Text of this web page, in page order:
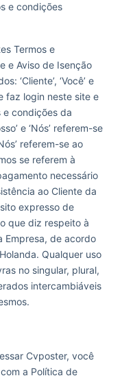
e condições
Termos e
e Aviso de Isenção
‘Cliente’, ‘Você’ e
faz login neste site e
condições da
e ‘Nós’ referem-se
referem-se ao
se referem à
necessário
ao Cliente da
expresso de
que diz respeito à
Empresa, de acordo
Qualquer uso
no singular, plural,
intercambiáveis
Cvposter, você
a Política de